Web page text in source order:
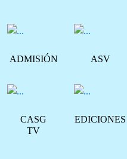
ADMISIÓN ASV
CASG
TV
EDICIONES